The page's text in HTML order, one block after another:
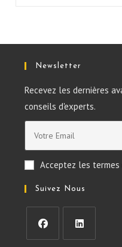
Newsletter
Recevez les dernières
conseils d'experts.
Acceptez les termes
Suivez Nous